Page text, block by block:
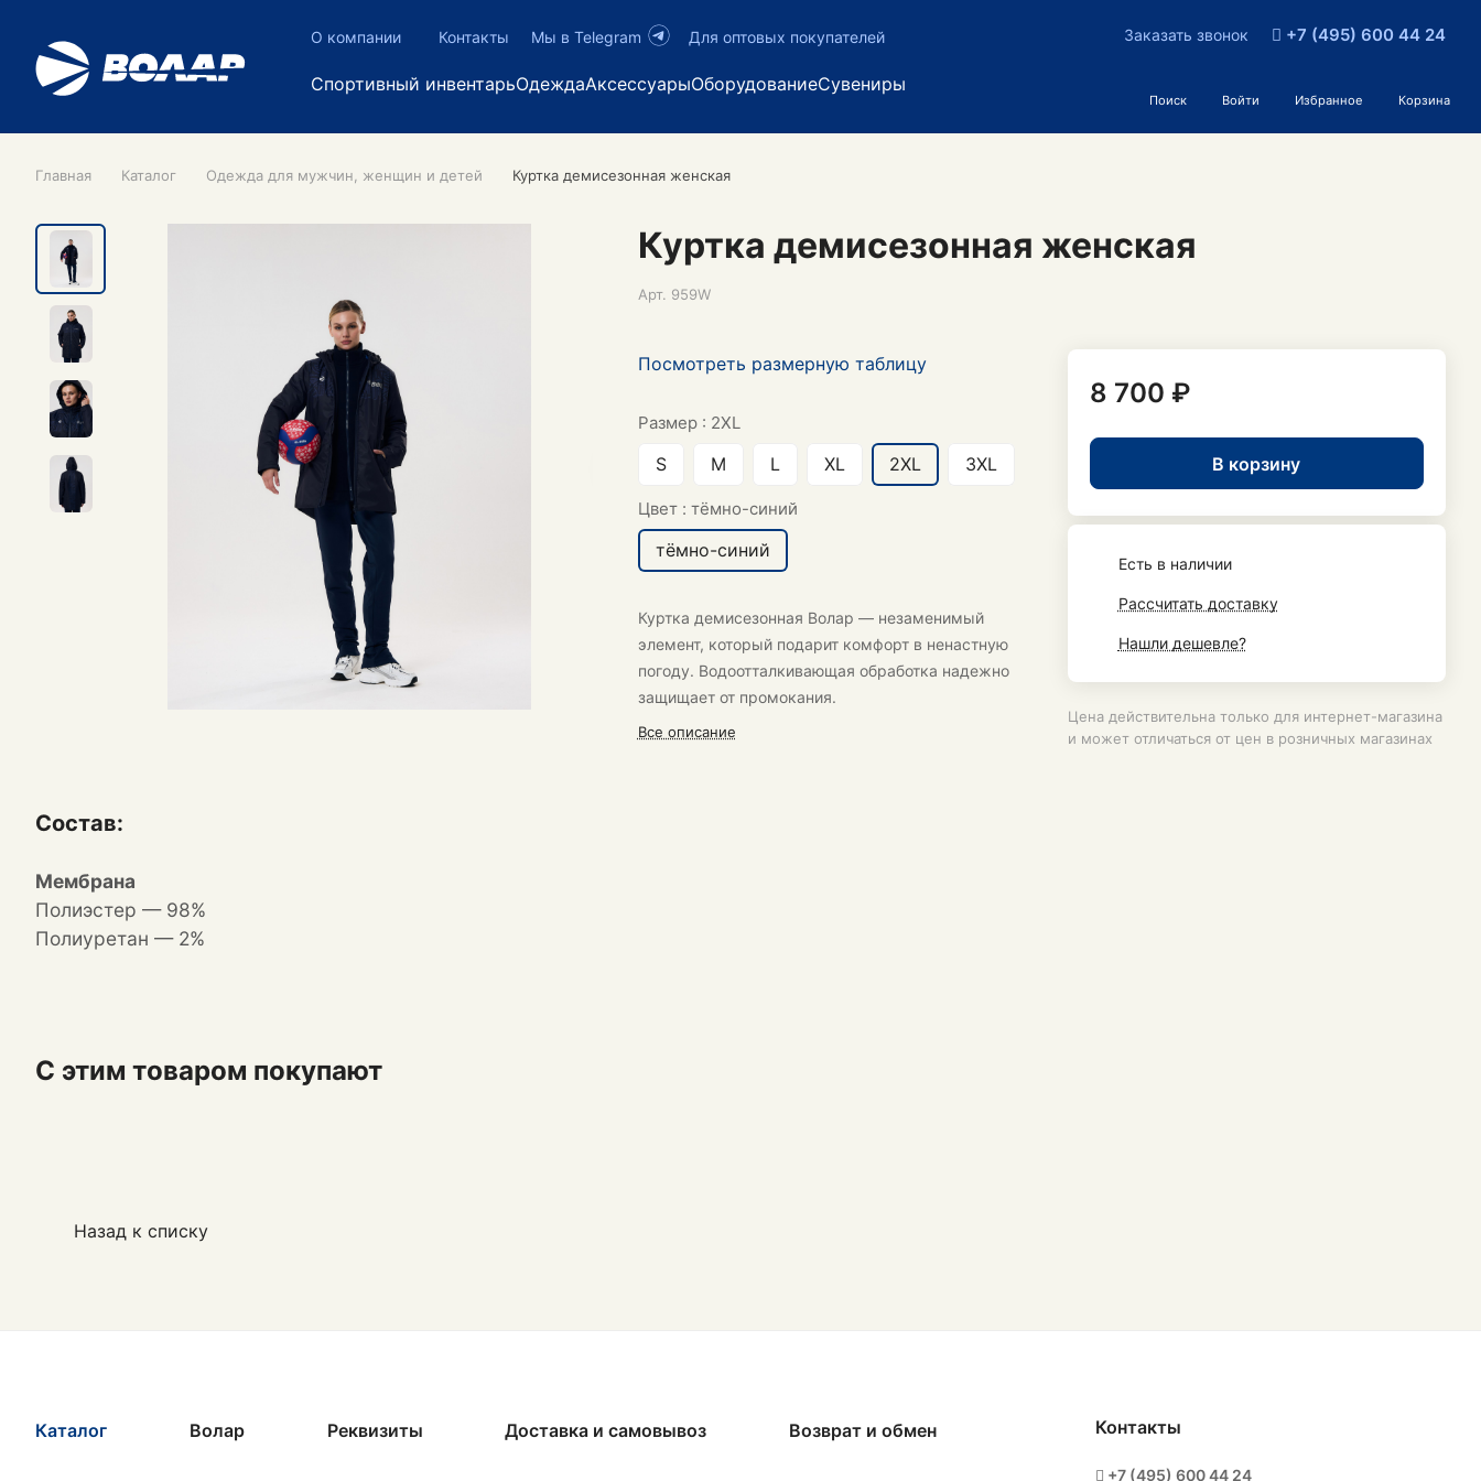
О компании Контакты Мы в Telegram Для оптовых покупателей
Спортивный инвентарьОдеждаАксессуарыОборудованиеСувениры
Заказать звонок +7 (495) 600 44 24
Поиск Войти Избранное Корзина
Главная Каталог Одежда для мужчин, женщин и детей Куртка демисезонная женская
Куртка демисезонная женская
Арт. 959W
Посмотреть размерную таблицу
Размер : 2XL
S M L XL 2XL 3XL
Цвет : тёмно-синий
тёмно-синий
Куртка демисезонная Волар — незаменимый
элемент, который подарит комфорт в ненастную
погоду. Водоотталкивающая обработка надежно
защищает от промокания.
Все описание
8 700 ₽
В корзину
Есть в наличии
Рассчитать доставку
Нашли дешевле?
Цена действительна только для интернет-магазина
и может отличаться от цен в розничных магазинах
Состав:
Мембрана
Полиэстер — 98%
Полиуретан — 2%
С этим товаром покупают
Назад к списку
Каталог Волар Реквизиты Доставка и самовывоз Возврат и обмен Контакты
+7 (495) 600 44 24